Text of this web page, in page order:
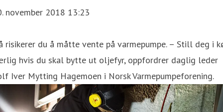
november 2018 13:23
risikerer du å måtte vente på varmepumpe. – Still deg i
hvis du skal bytte ut oljefyr, oppfordrer daglig leder
Iver Mytting Hagemoen i Norsk Varmepumpeforening.